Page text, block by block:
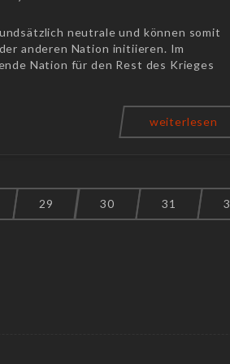
neutrale und können somit
anderen Nation initiieren. Im
Nation für den Rest des Krieges
weiterlesen
29 30 31